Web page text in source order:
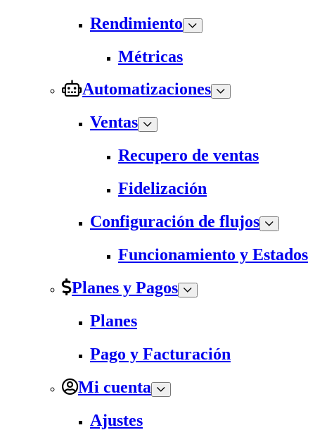
Rendimiento
Métricas
Automatizaciones
Ventas
Recupero de ventas
Fidelización
Configuración de flujos
Funcionamiento y Estados
Planes y Pagos
Planes
Pago y Facturación
Mi cuenta
Ajustes